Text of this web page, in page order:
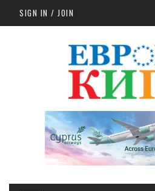
Skip to main content
SIGN IN / JOIN